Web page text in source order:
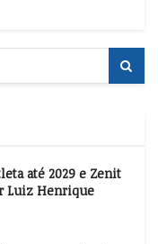
até 2029 e Zenit
Luiz Henrique